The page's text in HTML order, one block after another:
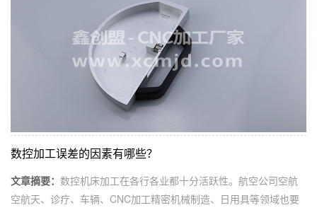
数控加工误差的因素有哪些？
文章摘要： 数控机床加工在各行各业都十分活跃性。航空公司空航
空航天、诊疗、车辆、CNC加工精密机械制造、日用具等领域也要